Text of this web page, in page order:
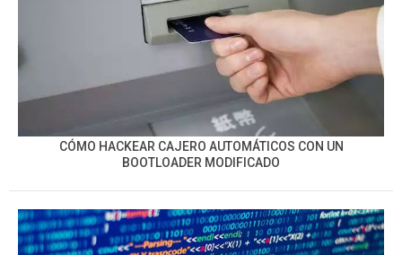
CÓMO HACKEAR CAJERO AUTOMÁTICOS CON UN
BOOTLOADER MODIFICADO